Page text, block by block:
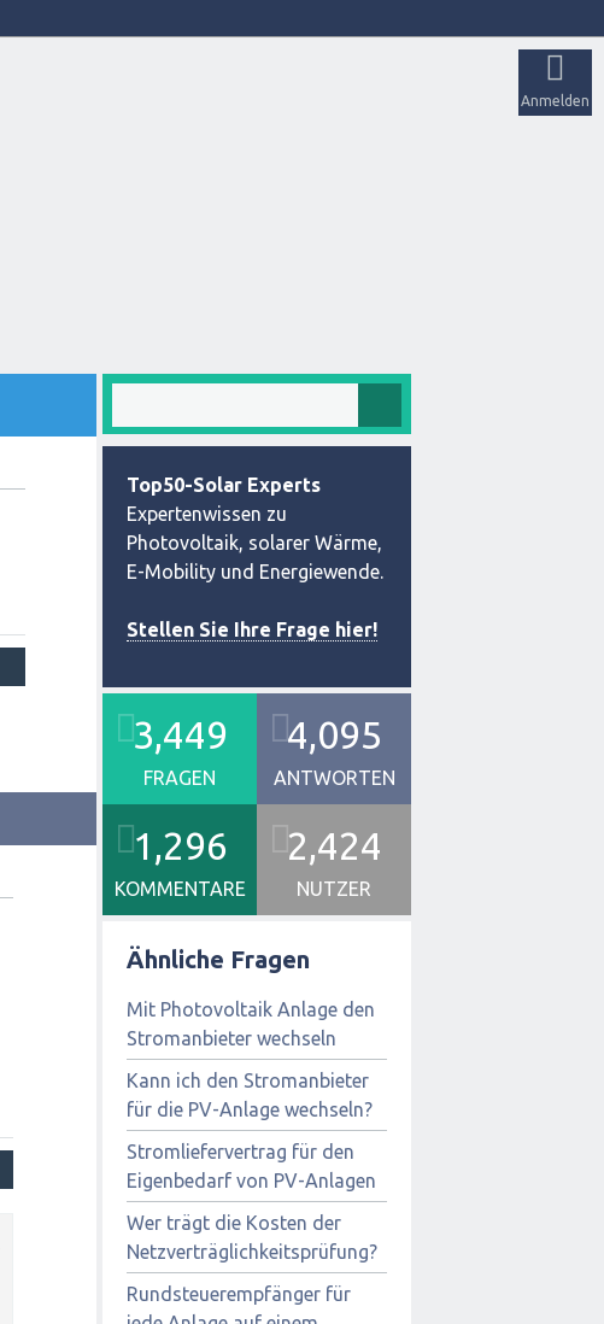
Anmelden
Top50-Solar Experts
Expertenwissen zu
Photovoltaik, solarer Wärme,
E-Mobility und Energiewende.
Stellen Sie Ihre Frage hier!
3,449
FRAGEN
4,095
ANTWORTEN
1,296
KOMMENTARE
2,424
NUTZER
Ähnliche Fragen
Mit Photovoltaik Anlage den
Stromanbieter wechseln
Kann ich den Stromanbieter
für die PV-Anlage wechseln?
Stromliefervertrag für den
Eigenbedarf von PV-Anlagen
Wer trägt die Kosten der
Netzverträglichkeitsprüfung?
Rundsteuerempfänger für